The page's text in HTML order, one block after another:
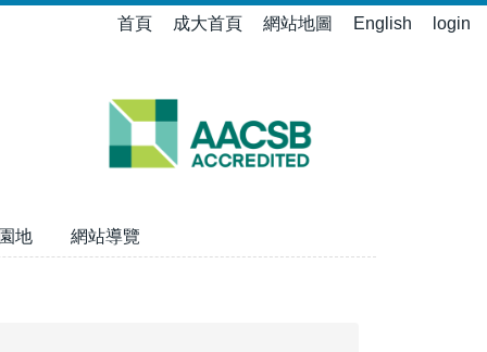
首頁 成大首頁 網站地圖 English login
地 網站導覽